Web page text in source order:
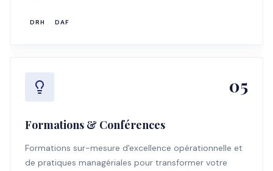
DRH DAF
05
Formations & Conférences
Formations sur-mesure d'excellence opérationnelle et
de pratiques managériales pour transformer votre